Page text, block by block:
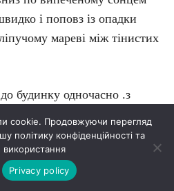
і поповз із опадки
мареві між тінистих
будинку одночасно .з
Вона так на тебе
малювати, то ось тобі
cookie. Продовжуючи перегляд
політику конфіденційності та
Privacy policy